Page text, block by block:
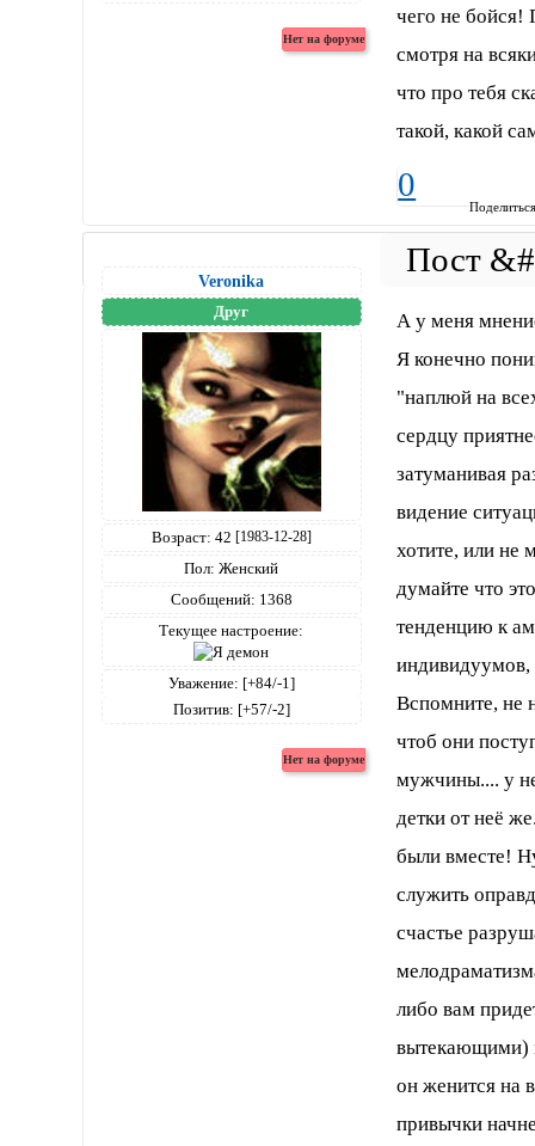
чего не бойся!
смотря на
что про тебя
такой, какой
0
Veronika
Друг
Возраст: 42 [1983-12-28]
Пол: Женский
Сообщений: 1368
Текущее настроение:
Уважение: [+84/-1]
Позитив: [+57/-2]
А у меня
Я конечно
"наплюй на
сердцу
затуманивая
видение
хотите, или не
думайте что
тенденцию к
индивидуумов,
Вспомните, не
чтоб они
мужчины.... у
детки от неё
были вместе!
служить
счастье
либо вам
вытекающими)
он женится на
привычки